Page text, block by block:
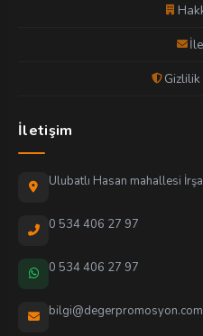
Gizlilik
İletişim
Ulubatlı Hasan mahallesi
0 534 406 27 97
0 534 406 27 97
bilgi@degerpromosyon.com